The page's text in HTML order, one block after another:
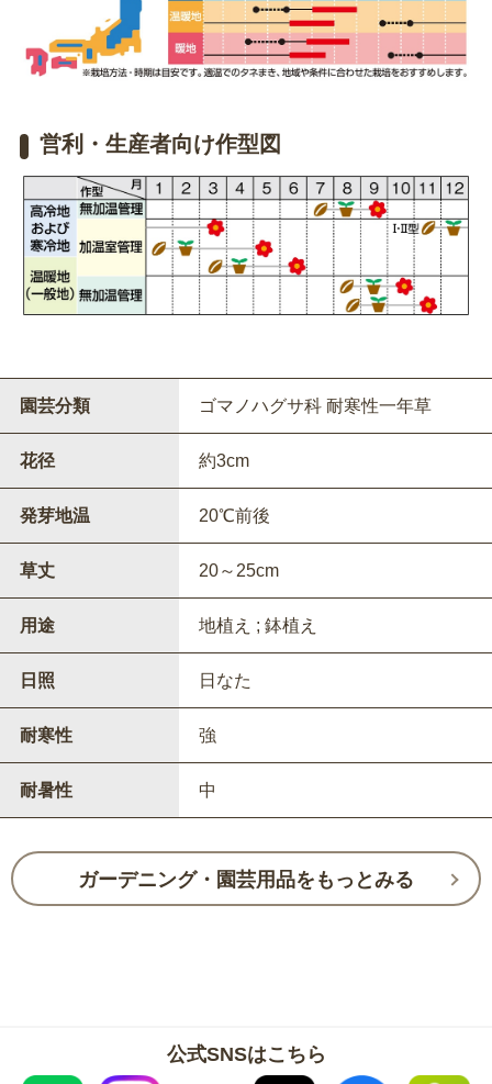
営利・生産者向け作型図
園芸分類 ゴマノハグサ科 耐寒性一年草
花径 約3cm
発芽地温 20℃前後
草丈 20～25cm
用途 地植え ; 鉢植え
日照 日なた
耐寒性 強
耐暑性 中
ガーデニング・園芸用品をもっとみる
公式SNSはこちら